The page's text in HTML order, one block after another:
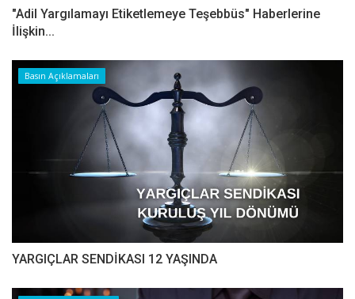
"Adil Yargılamayı Etiketlemeye Teşebbüs" Haberlerine
İlişkin...
Basın Açıklamaları
YARGIÇLAR SENDİKASI 12 YAŞINDA